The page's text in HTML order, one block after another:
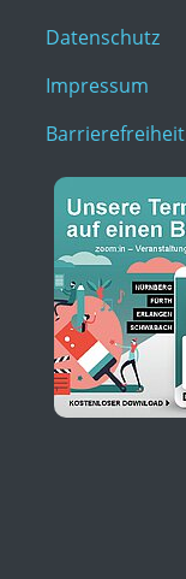
Datenschutz
Impressum
Barrierefreiheit